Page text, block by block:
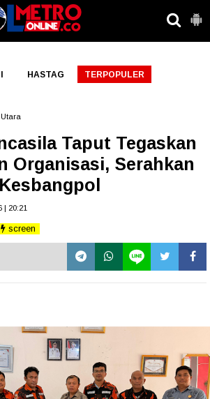
HASTAG TERPOPULER
Taput Tegaskan
Organisasi, Serahkan
| 20:21
screen